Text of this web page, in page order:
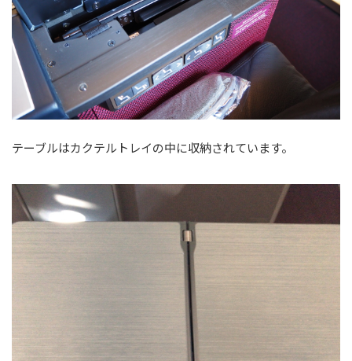
テーブルはカクテルトレイの中に収納されています。